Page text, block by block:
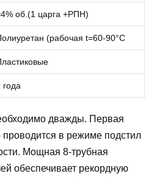
об.(1 царга +РПН)
(рабочая t=60-90°С
года
дважды. Первая
проводится в режиме подстил
Мощная 8-трубная
обеспечивает рекордную